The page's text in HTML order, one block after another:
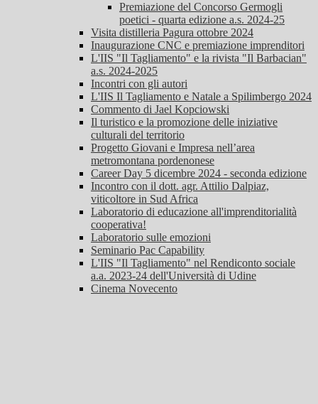
Premiazione del Concorso Germogli
poetici - quarta edizione a.s. 2024-25
Visita distilleria Pagura ottobre 2024
Inaugurazione CNC e premiazione imprenditori
L'IIS "Il Tagliamento" e la rivista "Il Barbacian"
a.s. 2024-2025
Incontri con gli autori
L'IIS Il Tagliamento e Natale a Spilimbergo 2024
Commento di Jael Kopciowski
Il turistico e la promozione delle iniziative
culturali del territorio
Progetto Giovani e Impresa nell’area
metromontana pordenonese
Career Day 5 dicembre 2024 - seconda edizione
Incontro con il dott. agr. Attilio Dalpiaz,
viticoltore in Sud Africa
Laboratorio di educazione all'imprenditorialità
cooperativa!
Laboratorio sulle emozioni
Seminario Pac Capability
L'IIS "Il Tagliamento" nel Rendiconto sociale
a.a. 2023-24 dell'Università di Udine
Cinema Novecento